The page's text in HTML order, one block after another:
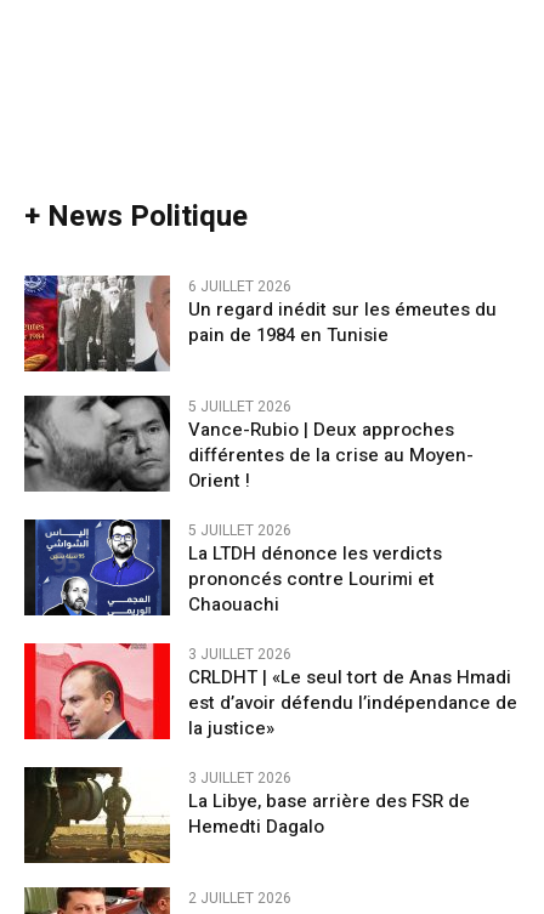
+ News Politique
6 JUILLET 2026
Un regard inédit sur les émeutes du
pain de 1984 en Tunisie
5 JUILLET 2026
Vance-Rubio | Deux approches
différentes de la crise au Moyen-
Orient !
5 JUILLET 2026
La LTDH dénonce les verdicts
prononcés contre Lourimi et
Chaouachi
3 JUILLET 2026
CRLDHT | «Le seul tort de Anas Hmadi
est d’avoir défendu l’indépendance de
la justice»
3 JUILLET 2026
La Libye, base arrière des FSR de
Hemedti Dagalo
2 JUILLET 2026